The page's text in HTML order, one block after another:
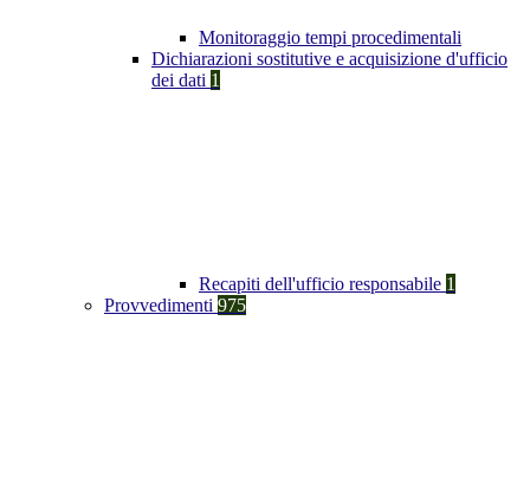
Monitoraggio tempi procedimentali
Dichiarazioni sostitutive e acquisizione d'ufficio
dei dati 1
Recapiti dell'ufficio responsabile 1
Provvedimenti 975